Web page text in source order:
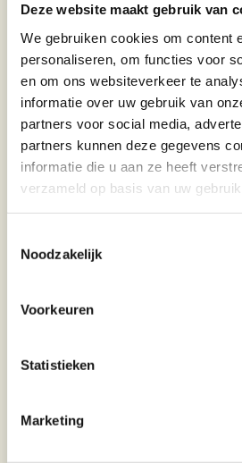
Deze website maakt gebruik van
We gebruiken cookies om content
personaliseren, om functies voor
en om ons websiteverkeer te
informatie over uw gebruik van
partners voor social media,
partners kunnen deze gegevens
informatie die u aan ze heeft
verzameld op basis van uw
Noodzakelijk
Voorkeuren
Statistieken
Marketing
Eet
Ingrediënten